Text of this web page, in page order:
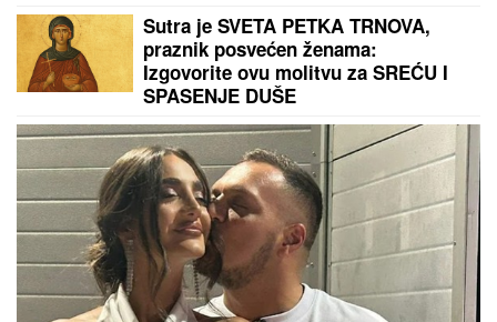
Dnevni horoskop za subotu, 8.
avgust: Škorpija brine zbog
DVOSMISLENE PORUKE, a NJIMA će
teško pasti emotivna opomena